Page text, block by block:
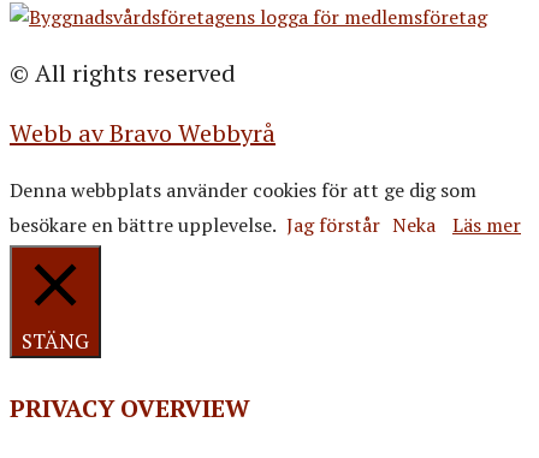
© All rights reserved
Webb av Bravo Webbyrå
Denna webbplats använder cookies för att ge dig som
besökare en bättre upplevelse. Jag förstår Neka Läs mer
STÄNG
PRIVACY OVERVIEW